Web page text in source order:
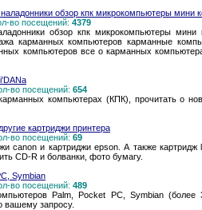
обзор кпк микрокомпьютеры мини
во посещений: 4379
обзор кпк микрокомпьютеры
карманных компьютеров карманные
компьютеров все о карманных
во посещений: 654
компьютерах (КПК), прочитать о
картриджи принтера
во посещений: 69
canon и картриджи epson. А также
CD-R и болванки, фото бумагу.
Symbian
во посещений: 489
Palm, Pocket PC, Symbian
вашему запросу.